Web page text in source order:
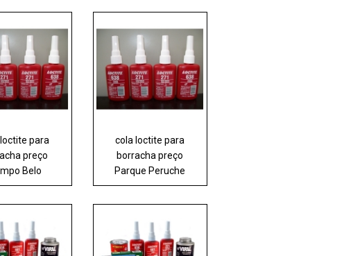
para
preço
Belo
cola loctite para
borracha preço
Parque Peruche